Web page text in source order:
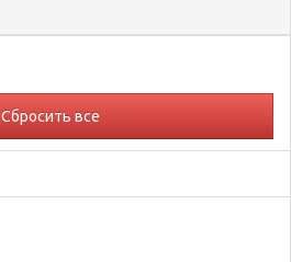
Сбросить все